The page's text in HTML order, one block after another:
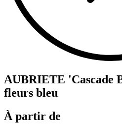
AUBRIETE 'Cascade
fleurs bleu
À partir de